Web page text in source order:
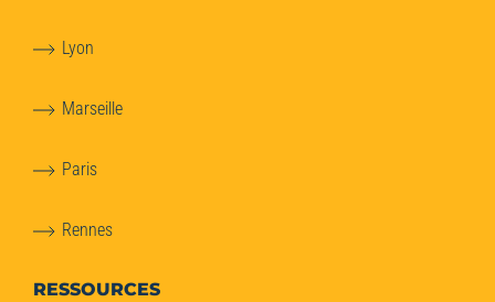
Lyon
Marseille
Paris
Rennes
RESSOURCES